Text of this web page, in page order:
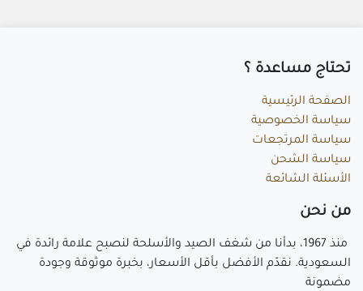
تحتاج مساعد​ة ؟
الصفحة الرئيسية
سياسة الخصوصية
سياسة المرتجعات
سياسة الشحن
الأسئلة الشائعة
م​ن نحن
منذ 1967، بدأنا من شغف الصيد والأسلحة لنصبح علامة رائدة في
السعودية. نقدّم الأفضل بأقل الأسعار، بخبرة موثوقة وجودة
مضمونة